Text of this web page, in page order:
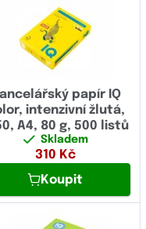
papír IQ
intenzivní žlutá,
A4, 80 g, 500 listů
Skladem
310 Kč
Koupit